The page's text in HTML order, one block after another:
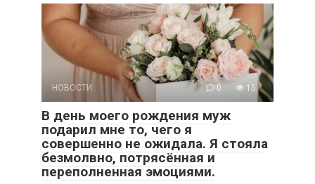
НОВОСТИ 0 15
В день моего рождения муж
подарил мне то, чего я
совершенно не ожидала. Я стояла
безмолвно, потрясённая и
переполненная эмоциями.